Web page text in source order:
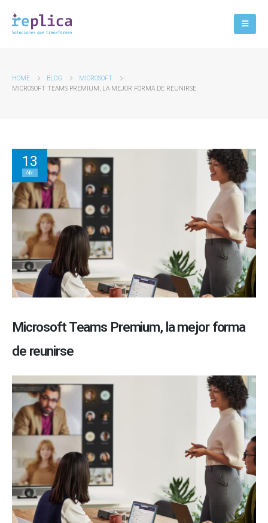
HOME BLOG
MICROSOFT
MICROSOFT TEAMS PREMIUM, LA MEJOR FORMA DE REUNIRSE
13
Abr
Microsoft Teams Premium, la mejor forma
de reunirse